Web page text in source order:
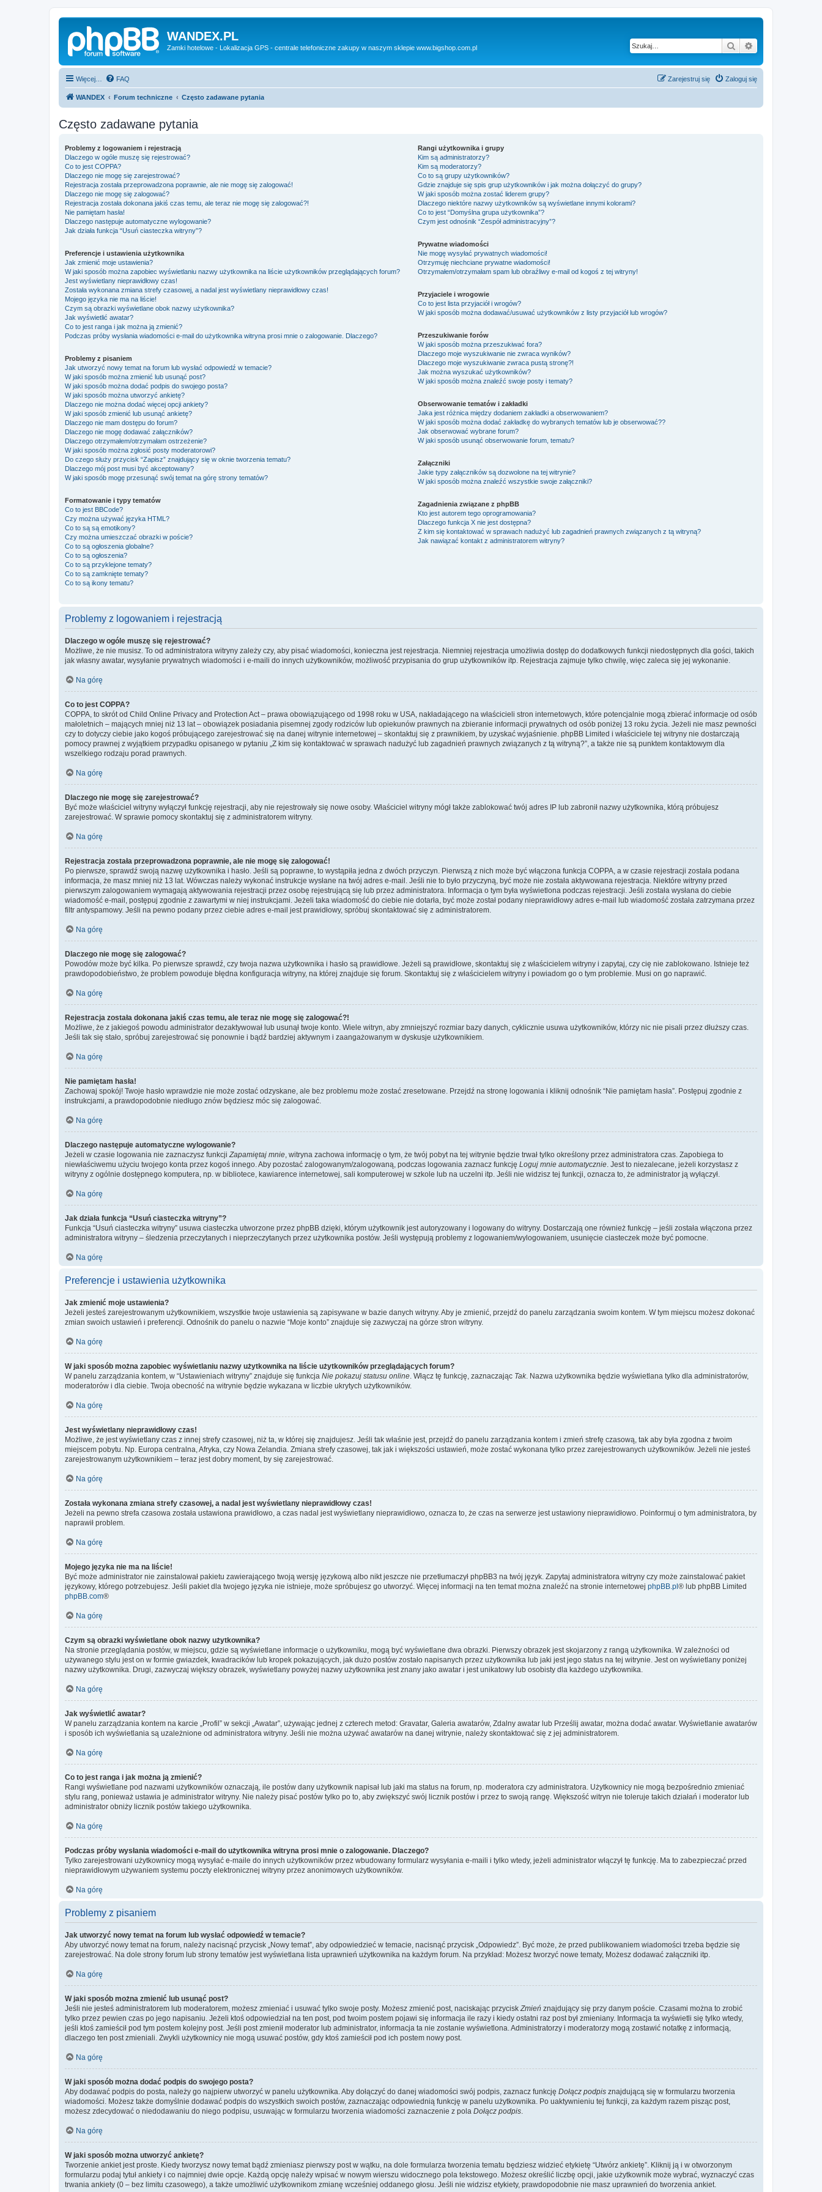
WANDEX.PL
Zamki hotelowe - Lokalizacja GPS - centrale telefoniczne zakupy w naszym sklepie www.bigshop.com.pl Szukaj
Więcej… FAQ Zaloguj się
Zarejestruj się
WANDEX Forum techniczne Często zadawane pytania
Często zadawane pytania
Problemy z logowaniem i rejestracją
Dlaczego w ogóle muszę się rejestrować?
Co to jest COPPA?
Dlaczego nie mogę się zarejestrować?
Rejestracja została przeprowadzona poprawnie, ale nie mogę się zalogować!
Dlaczego nie mogę się zalogować?
Rejestracja została dokonana jakiś czas temu, ale teraz nie mogę się zalogować?!
Nie pamiętam hasła!
Dlaczego następuje automatyczne wylogowanie?
Jak działa funkcja “Usuń ciasteczka witryny”?
Preferencje i ustawienia użytkownika
Jak zmienić moje ustawienia?
W jaki sposób można zapobiec wyświetlaniu nazwy użytkownika na liście użytkowników przeglądających forum?
Jest wyświetlany nieprawidłowy czas!
Została wykonana zmiana strefy czasowej, a nadal jest wyświetlany nieprawidłowy czas!
Mojego języka nie ma na liście!
Czym są obrazki wyświetlane obok nazwy użytkownika?
Jak wyświetlić awatar?
Co to jest ranga i jak można ją zmienić?
Podczas próby wysłania wiadomości e-mail do użytkownika witryna prosi mnie o zalogowanie. Dlaczego?
Problemy z pisaniem
Jak utworzyć nowy temat na forum lub wysłać odpowiedź w temacie?
W jaki sposób można zmienić lub usunąć post?
W jaki sposób można dodać podpis do swojego posta?
W jaki sposób można utworzyć ankietę?
Dlaczego nie można dodać więcej opcji ankiety?
W jaki sposób zmienić lub usunąć ankietę?
Dlaczego nie mam dostępu do forum?
Dlaczego nie mogę dodawać załączników?
Dlaczego otrzymałem/otrzymałam ostrzeżenie?
W jaki sposób można zgłosić posty moderatorowi?
Do czego służy przycisk “Zapisz” znajdujący się w oknie tworzenia tematu?
Dlaczego mój post musi być akceptowany?
W jaki sposób mogę przesunąć swój temat na górę strony tematów?
Formatowanie i typy tematów
Co to jest BBCode?
Czy można używać języka HTML?
Co to są są emotikony?
Czy można umieszczać obrazki w poście?
Co to są ogłoszenia globalne?
Co to są ogłoszenia?
Co to są przyklejone tematy?
Co to są zamknięte tematy?
Co to są ikony tematu?
Rangi użytkownika i grupy
Kim są administratorzy?
Kim są moderatorzy?
Co to są grupy użytkowników?
Gdzie znajduje się spis grup użytkowników i jak można dołączyć do grupy?
W jaki sposób można zostać liderem grupy?
Dlaczego niektóre nazwy użytkowników są wyświetlane innymi kolorami?
Co to jest “Domyślna grupa użytkownika”?
Czym jest odnośnik “Zespół administracyjny”?
Prywatne wiadomości
Nie mogę wysyłać prywatnych wiadomości!
Otrzymuję niechciane prywatne wiadomości!
Otrzymałem/otrzymałam spam lub obraźliwy e-mail od kogoś z tej witryny!
Przyjaciele i wrogowie
Co to jest lista przyjaciół i wrogów?
W jaki sposób można dodawać/usuwać użytkowników z listy przyjaciół lub wrogów?
Przeszukiwanie forów
W jaki sposób można przeszukiwać fora?
Dlaczego moje wyszukiwanie nie zwraca wyników?
Dlaczego moje wyszukiwanie zwraca pustą stronę?!
Jak można wyszukać użytkowników?
W jaki sposób można znaleźć swoje posty i tematy?
Obserwowanie tematów i zakładki
Jaka jest różnica między dodaniem zakładki a obserwowaniem?
W jaki sposób można dodać zakładkę do wybranych tematów lub je obserwować??
Jak obserwować wybrane forum?
W jaki sposób usunąć obserwowanie forum, tematu?
Załączniki
Jakie typy załączników są dozwolone na tej witrynie?
W jaki sposób można znaleźć wszystkie swoje załączniki?
Zagadnienia związane z phpBB
Kto jest autorem tego oprogramowania?
Dlaczego funkcja X nie jest dostępna?
Z kim się kontaktować w sprawach nadużyć lub zagadnień prawnych związanych z tą witryną?
Jak nawiązać kontakt z administratorem witryny?
Problemy z logowaniem i rejestracją
Dlaczego w ogóle muszę się rejestrować?
Możliwe, że nie musisz. To od administratora witryny zależy czy, aby pisać wiadomości, konieczna jest rejestracja. Niemniej rejestracja umożliwia dostęp do dodatkowych funkcji niedostępnych dla gości, takich
jak własny awatar, wysyłanie prywatnych wiadomości i e-maili do innych użytkowników, możliwość przypisania do grup użytkowników itp. Rejestracja zajmuje tylko chwilę, więc zaleca się jej wykonanie.
Na górę
Co to jest COPPA?
COPPA, to skrót od Child Online Privacy and Protection Act – prawa obowiązującego od 1998 roku w USA, nakładającego na właścicieli stron internetowych, które potencjalnie mogą zbierać informacje od osób
małoletnich – mających mniej niż 13 lat – obowiązek posiadania pisemnej zgody rodziców lub opiekunów prawnych na zbieranie informacji prywatnych od osób poniżej 13 roku życia. Jeżeli nie masz pewności
czy to dotyczy ciebie jako kogoś próbującego zarejestrować się na danej witrynie internetowej – skontaktuj się z prawnikiem, by uzyskać wyjaśnienie. phpBB Limited i właściciele tej witryny nie dostarczają
pomocy prawnej z wyjątkiem przypadku opisanego w pytaniu „Z kim się kontaktować w sprawach nadużyć lub zagadnień prawnych związanych z tą witryną?”, a także nie są punktem kontaktowym dla
wszelkiego rodzaju porad prawnych.
Na górę
Dlaczego nie mogę się zarejestrować?
Być może właściciel witryny wyłączył funkcję rejestracji, aby nie rejestrowały się nowe osoby. Właściciel witryny mógł także zablokować twój adres IP lub zabronił nazwy użytkownika, którą próbujesz
zarejestrować. W sprawie pomocy skontaktuj się z administratorem witryny.
Na górę
Rejestracja została przeprowadzona poprawnie, ale nie mogę się zalogować!
Po pierwsze, sprawdź swoją nazwę użytkownika i hasło. Jeśli są poprawne, to wystąpiła jedna z dwóch przyczyn. Pierwszą z nich może być włączona funkcja COPPA, a w czasie rejestracji została podana
informacja, że masz mniej niż 13 lat. Wówczas należy wykonać instrukcje wysłane na twój adres e-mail. Jeśli nie to było przyczyną, być może nie została aktywowana rejestracja. Niektóre witryny przed
pierwszym zalogowaniem wymagają aktywowania rejestracji przez osobę rejestrującą się lub przez administratora. Informacja o tym była wyświetlona podczas rejestracji. Jeśli została wysłana do ciebie
wiadomość e-mail, postępuj zgodnie z zawartymi w niej instrukcjami. Jeżeli taka wiadomość do ciebie nie dotarła, być może został podany nieprawidłowy adres e-mail lub wiadomość została zatrzymana przez
filtr antyspamowy. Jeśli na pewno podany przez ciebie adres e-mail jest prawidłowy, spróbuj skontaktować się z administratorem.
Na górę
Dlaczego nie mogę się zalogować?
Powodów może być kilka. Po pierwsze sprawdź, czy twoja nazwa użytkownika i hasło są prawidłowe. Jeżeli są prawidłowe, skontaktuj się z właścicielem witryny i zapytaj, czy cię nie zablokowano. Istnieje też
prawdopodobieństwo, że problem powoduje błędna konfiguracja witryny, na której znajduje się forum. Skontaktuj się z właścicielem witryny i powiadom go o tym problemie. Musi on go naprawić.
Na górę
Rejestracja została dokonana jakiś czas temu, ale teraz nie mogę się zalogować?!
Możliwe, że z jakiegoś powodu administrator dezaktywował lub usunął twoje konto. Wiele witryn, aby zmniejszyć rozmiar bazy danych, cyklicznie usuwa użytkowników, którzy nic nie pisali przez dłuższy czas.
Jeśli tak się stało, spróbuj zarejestrować się ponownie i bądź bardziej aktywnym i zaangażowanym w dyskusje użytkownikiem.
Na górę
Nie pamiętam hasła!
Zachowaj spokój! Twoje hasło wprawdzie nie może zostać odzyskane, ale bez problemu może zostać zresetowane. Przejdź na stronę logowania i kliknij odnośnik “Nie pamiętam hasła”. Postępuj zgodnie z
instrukcjami, a prawdopodobnie niedługo znów będziesz móc się zalogować.
Na górę
Dlaczego następuje automatyczne wylogowanie?
Jeżeli w czasie logowania nie zaznaczysz funkcji Zapamiętaj mnie , witryna zachowa informację o tym, że twój pobyt na tej witrynie będzie trwał tylko określony przez administratora czas. Zapobiega to
niewłaściwemu użyciu twojego konta przez kogoś innego. Aby pozostać zalogowanym/zalogowaną, podczas logowania zaznacz funkcję Loguj mnie automatycznie . Jest to niezalecane, jeżeli korzystasz z
witryny z ogólnie dostępnego komputera, np. w bibliotece, kawiarence internetowej, sali komputerowej w szkole lub na uczelni itp. Jeśli nie widzisz tej funkcji, oznacza to, że administrator ją wyłączył.
Na górę
Jak działa funkcja “Usuń ciasteczka witryny”?
Funkcja “Usuń ciasteczka witryny” usuwa ciasteczka utworzone przez phpBB dzięki, którym użytkownik jest autoryzowany i logowany do witryny. Dostarczają one również funkcję – jeśli została włączona przez
administratora witryny – śledzenia przeczytanych i nieprzeczytanych przez użytkownika postów. Jeśli występują problemy z logowaniem/wylogowaniem, usunięcie ciasteczek może być pomocne.
Na górę
Preferencje i ustawienia użytkownika
Jak zmienić moje ustawienia?
Jeżeli jesteś zarejestrowanym użytkownikiem, wszystkie twoje ustawienia są zapisywane w bazie danych witryny. Aby je zmienić, przejdź do panelu zarządzania swoim kontem. W tym miejscu możesz dokonać
zmian swoich ustawień i preferencji. Odnośnik do panelu o nazwie “Moje konto” znajduje się zazwyczaj na górze stron witryny.
Na górę
W jaki sposób można zapobiec wyświetlaniu nazwy użytkownika na liście użytkowników przeglądających forum?
W panelu zarządzania kontem, w “Ustawieniach witryny” znajduje się funkcja Nie pokazuj statusu online . Włącz tę funkcję, zaznaczając Tak. Nazwa użytkownika będzie wyświetlana tylko dla administratorów,
moderatorów i dla ciebie. Twoja obecność na witrynie będzie wykazana w liczbie ukrytych użytkowników.
Na górę
Jest wyświetlany nieprawidłowy czas!
Możliwe, że jest wyświetlany czas z innej strefy czasowej, niż ta, w której się znajdujesz. Jeśli tak właśnie jest, przejdź do panelu zarządzania kontem i zmień strefę czasową, tak aby była zgodna z twoim
miejscem pobytu. Np. Europa centralna, Afryka, czy Nowa Zelandia. Zmiana strefy czasowej, tak jak i większości ustawień, może zostać wykonana tylko przez zarejestrowanych użytkowników. Jeżeli nie jesteś
zarejestrowanym użytkownikiem – teraz jest dobry moment, by się zarejestrować.
Na górę
Została wykonana zmiana strefy czasowej, a nadal jest wyświetlany nieprawidłowy czas!
Jeżeli na pewno strefa czasowa została ustawiona prawidłowo, a czas nadal jest wyświetlany nieprawidłowo, oznacza to, że czas na serwerze jest ustawiony nieprawidłowo. Poinformuj o tym administratora, by
naprawił problem.
Na górę
Mojego języka nie ma na liście!
Być może administrator nie zainstalował pakietu zawierającego twoją wersję językową albo nikt jeszcze nie przetłumaczył phpBB3 na twój język. Zapytaj administratora witryny czy może zainstalować pakiet
językowy, którego potrzebujesz. Jeśli pakiet dla twojego języka nie istnieje, może spróbujesz go utworzyć. Więcej informacji na ten temat można znaleźć na stronie internetowej phpBB.pl® lub phpBB Limited
phpBB.com®
Na górę
Czym są obrazki wyświetlane obok nazwy użytkownika?
Na stronie przeglądania postów, w miejscu, gdzie są wyświetlane informacje o użytkowniku, mogą być wyświetlane dwa obrazki. Pierwszy obrazek jest skojarzony z rangą użytkownika. W zależności od
używanego stylu jest on w formie gwiazdek, kwadracików lub kropek pokazujących, jak dużo postów zostało napisanych przez użytkownika lub jaki jest jego status na tej witrynie. Jest on wyświetlany poniżej
nazwy użytkownika. Drugi, zazwyczaj większy obrazek, wyświetlany powyżej nazwy użytkownika jest znany jako awatar i jest unikatowy lub osobisty dla każdego użytkownika.
Na górę
Jak wyświetlić awatar?
W panelu zarządzania kontem na karcie „Profil” w sekcji „Awatar”, używając jednej z czterech metod: Gravatar, Galeria awatarów, Zdalny awatar lub Prześlij awatar, można dodać awatar. Wyświetlanie awatarów
i sposób ich wyświetlania są uzależnione od administratora witryny. Jeśli nie można używać awatarów na danej witrynie, należy skontaktować się z jej administratorem.
Na górę
Co to jest ranga i jak można ją zmienić?
Rangi wyświetlane pod nazwami użytkowników oznaczają, ile postów dany użytkownik napisał lub jaki ma status na forum, np. moderatora czy administratora. Użytkownicy nie mogą bezpośrednio zmieniać
stylu rang, ponieważ ustawia je administrator witryny. Nie należy pisać postów tylko po to, aby zwiększyć swój licznik postów i przez to swoją rangę. Większość witryn nie toleruje takich działań i moderator lub
administrator obniży licznik postów takiego użytkownika.
Na górę
Podczas próby wysłania wiadomości e-mail do użytkownika witryna prosi mnie o zalogowanie. Dlaczego?
Tylko zarejestrowani użytkownicy mogą wysyłać e-maile do innych użytkowników przez wbudowany formularz wysyłania e-maili i tylko wtedy, jeżeli administrator włączył tę funkcję. Ma to zabezpieczać przed
nieprawidłowym używaniem systemu poczty elektronicznej witryny przez anonimowych użytkowników.
Na górę
Problemy z pisaniem
Jak utworzyć nowy temat na forum lub wysłać odpowiedź w temacie?
Aby utworzyć nowy temat na forum, należy nacisnąć przycisk „Nowy temat”, aby odpowiedzieć w temacie, nacisnąć przycisk „Odpowiedz”. Być może, że przed publikowaniem wiadomości trzeba będzie się
zarejestrować. Na dole strony forum lub strony tematów jest wyświetlana lista uprawnień użytkownika na każdym forum. Na przykład: Możesz tworzyć nowe tematy, Możesz dodawać załączniki itp.
Na górę
W jaki sposób można zmienić lub usunąć post?
Jeśli nie jesteś administratorem lub moderatorem, możesz zmieniać i usuwać tylko swoje posty. Możesz zmienić post, naciskając przycisk Zmień znajdujący się przy danym poście. Czasami można to zrobić
tylko przez pewien czas po jego napisaniu. Jeżeli ktoś odpowiedział na ten post, pod twoim postem pojawi się informacja ile razy i kiedy ostatni raz post był zmieniany. Informacja ta wyświetli się tylko wtedy,
jeśli ktoś zamieścił pod tym postem kolejny post. Jeśli post zmienił moderator lub administrator, informacja ta nie zostanie wyświetlona. Administratorzy i moderatorzy mogą zostawić notatkę z informacją,
dlaczego ten post zmieniali. Zwykli użytkownicy nie mogą usuwać postów, gdy ktoś zamieścił pod ich postem nowy post.
Na górę
W jaki sposób można dodać podpis do swojego posta?
Aby dodawać podpis do posta, należy go najpierw utworzyć w panelu użytkownika. Aby dołączyć do danej wiadomości swój podpis, zaznacz funkcję Dołącz podpis znajdującą się w formularzu tworzenia
wiadomości. Możesz także domyślnie dodawać podpis do wszystkich swoich postów, zaznaczając odpowiednią funkcję w panelu użytkownika. Po uaktywnieniu tej funkcji, za każdym razem pisząc post,
możesz zdecydować o niedodawaniu do niego podpisu, usuwając w formularzu tworzenia wiadomości zaznaczenie z pola Dołącz podpis
Na górę
W jaki sposób można utworzyć ankietę?
Tworzenie ankiet jest proste. Kiedy tworzysz nowy temat bądź zmieniasz pierwszy post w wątku, na dole formularza tworzenia tematu będziesz widzieć etykietę “Utwórz ankietę”. Kliknij ją i w otworzonym
formularzu podaj tytuł ankiety i co najmniej dwie opcje. Każdą opcję należy wpisać w nowym wierszu widocznego pola tekstowego. Możesz określić liczbę opcji, jakie użytkownik może wybrać, wyznaczyć czas
trwania ankiety (0 – bez limitu czasowego), a także umożliwić użytkownikom zmianę wcześniej oddanego głosu. Jeśli nie widzisz etykiety, prawdopodobnie nie masz uprawnień do tworzenia ankiet.